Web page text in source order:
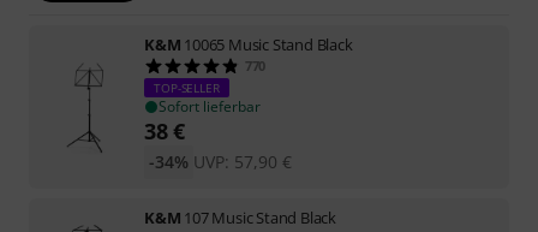
K&M 10065 Music Stand Black
770
TOP-SELLER
Sofort lieferbar
38€
UVP: 57,90 €
-34%
K&M 107 Music Stand Black